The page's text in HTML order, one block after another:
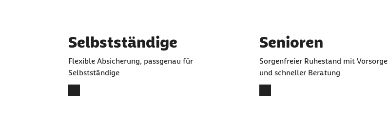
Selbstständige
Flexible Absicherung, passgenau für
Selbstständige
Senioren
Sorgenfreier Ruhestand mit Vorsorge
und schneller Beratung